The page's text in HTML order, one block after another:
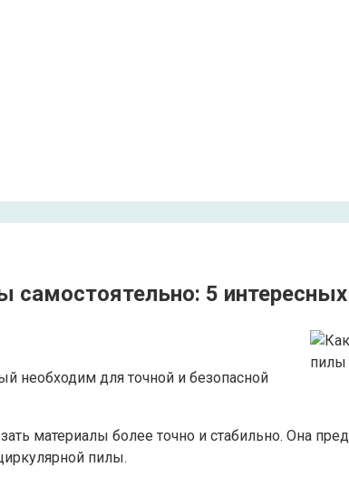
5
необходим для точной и безопасной
материалы более точно и стабильно. Она
пилы.